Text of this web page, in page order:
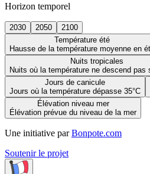
Horizon temporel
2030 2050
2100
Température été
Hausse de la température moyenne en
Nuits tropicales
Nuits où la température ne descend pas
Jours de canicule
Jours où la température dépasse 35°C
Élévation niveau mer
Élévation prévue du niveau de la mer
Une initiative par Bonpote.com
Soutenir le projet